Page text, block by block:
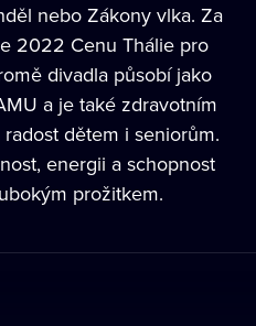
nebo Zákony vlka. Za
2022 Cenu Thálie pro
divadla působí jako
a je také zdravotním
dětem i seniorům.
energii a schopnost
prožitkem.